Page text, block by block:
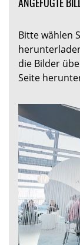
Bitte wählen
die Bilder
Seite